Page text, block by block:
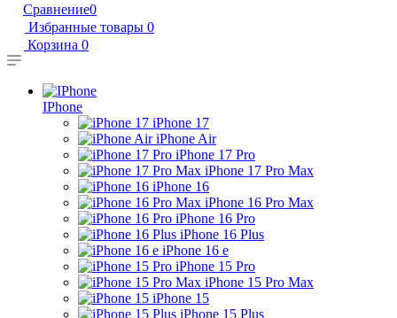
Сравнение0
Избранные товары 0
Корзина 0
IPhone
iPhone 17
iPhone Air
iPhone 17 Pro
iPhone 17 Pro Max
iPhone 16
iPhone 16 Pro Max
iPhone 16 Pro
iPhone 16 Plus
iPhone 16 e
iPhone 15 Pro
iPhone 15 Pro Max
iPhone 15
iPhone 15 Plus